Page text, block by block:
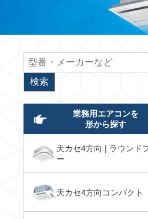
業務用エアコンを
形から探す
天カセ4方向 | ラウンド
ー
天カセ4方向コンパクト